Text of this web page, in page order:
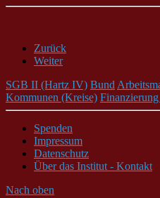
Zurück
Weiter
SGB II (Hartz IV) Bund
Kommunen (Kreise)
Spenden
Impressum
Datenschutz
Über das Institut - Kontakt
Nach oben